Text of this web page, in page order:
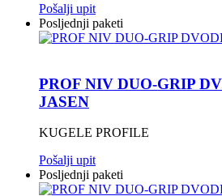
Pošalji upit
Posljednji paketi
PROF NIV DUO-GRIP
JASEN
KUGELE PROFILE
Pošalji upit
Posljednji paketi